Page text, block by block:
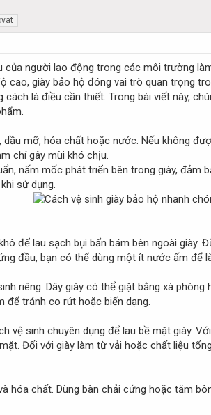
của người lao động trong các môi trường
cao, giày bảo hộ đóng vai trò quan trọng
là điều cần thiết. Trong bài viết này,
dầu mỡ, hóa chất hoặc nước. Nếu không
chí gây mùi khó chịu.
nấm mốc phát triển bên trong giày,
sử dụng.
để lau sạch bụi bẩn bám bên ngoài giày.
đầu, bạn có thể dùng một ít nước ấm để
riêng. Dây giày có thể giặt bằng xà
để tránh co rút hoặc biến dạng.
vệ sinh chuyên dụng để lau bề mặt giày.
Đối với giày làm từ vải hoặc chất liệu
hóa chất. Dùng bàn chải cứng hoặc tăm